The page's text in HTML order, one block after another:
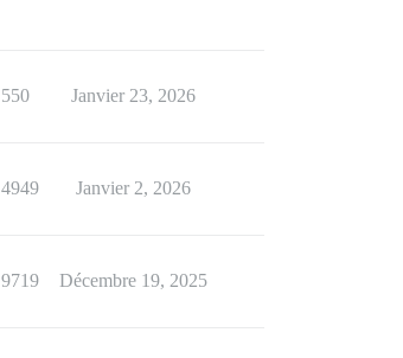
550 Janvier 23, 2026
4949 Janvier 2, 2026
9719 Décembre 19, 2025